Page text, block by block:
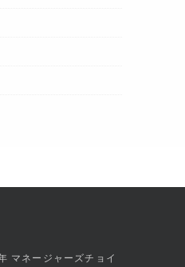
マネージャーズチョイ